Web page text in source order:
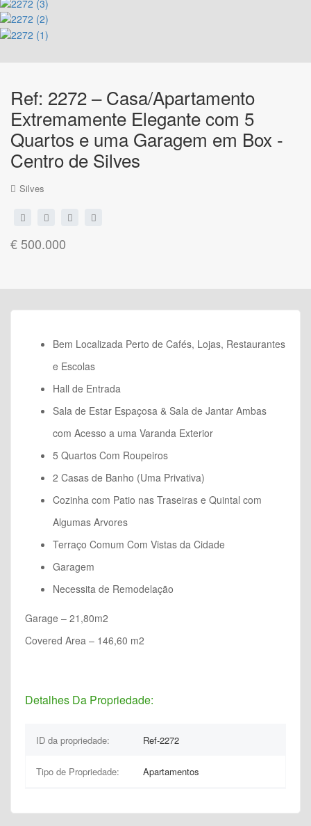
Ref: 2272 – Casa/Apartamento
Extremamente Elegante com 5
Quartos e uma Garagem em Box -
Centro de Silves
Silves
€ 500.000
Bem Localizada Perto de Cafés, Lojas, Restaurantes
e Escolas
Hall de Entrada
Sala de Estar Espaçosa & Sala de Jantar Ambas
com Acesso a uma Varanda Exterior
5 Quartos Com Roupeiros
2 Casas de Banho (Uma Privativa)
Cozinha com Patio nas Traseiras e Quintal com
Algumas Arvores
Terraço Comum Com Vistas da Cidade
Garagem
Necessita de Remodelação
Garage – 21,80m2
Covered Area – 146,60 m2
Detalhes Da Propriedade:
ID da propriedade: Ref-2272
Tipo de Propriedade: Apartamentos